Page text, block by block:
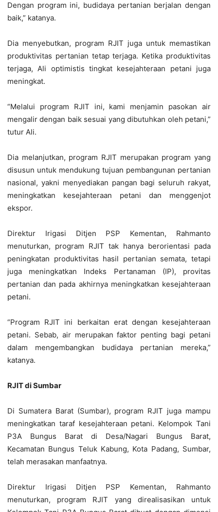
Dengan program ini, budidaya pertanian berjalan dengan
baik,” katanya.
Dia menyebutkan, program RJIT juga untuk memastikan
produktivitas pertanian tetap terjaga. Ketika produktivitas
terjaga, Ali optimistis tingkat kesejahteraan petani juga
meningkat.
“Melalui program RJIT ini, kami menjamin pasokan air
mengalir dengan baik sesuai yang dibutuhkan oleh petani,”
tutur Ali.
Dia melanjutkan, program RJIT merupakan program yang
disusun untuk mendukung tujuan pembangunan pertanian
nasional, yakni menyediakan pangan bagi seluruh rakyat,
meningkatkan kesejahteraan petani dan menggenjot
ekspor.
Direktur Irigasi Ditjen PSP Kementan, Rahmanto
menuturkan, program RJIT tak hanya berorientasi pada
peningkatan produktivitas hasil pertanian semata, tetapi
juga meningkatkan Indeks Pertanaman (IP), provitas
pertanian dan pada akhirnya meningkatkan kesejahteraan
petani.
“Program RJIT ini berkaitan erat dengan kesejahteraan
petani. Sebab, air merupakan faktor penting bagi petani
dalam mengembangkan budidaya pertanian mereka,”
katanya.
RJIT di Sumbar
Di Sumatera Barat (Sumbar), program RJIT juga mampu
meningkatkan taraf kesejahteraan petani. Kelompok Tani
P3A Bungus Barat di Desa/Nagari Bungus Barat,
Kecamatan Bungus Teluk Kabung, Kota Padang, Sumbar,
telah merasakan manfaatnya.
Direktur Irigasi Ditjen PSP Kementan, Rahmanto
menuturkan, program RJIT yang direalisasikan untuk